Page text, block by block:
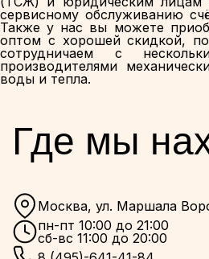
сервисному обслуживанию
Также у нас вы можете
оптом с хорошей скидкой,
сотрудничаем с
производителями
воды и тепла.
Где мы
Москва, ул. Маршала
пн-пт 10:00 до 21:00
сб-вс 11:00 до 20:00